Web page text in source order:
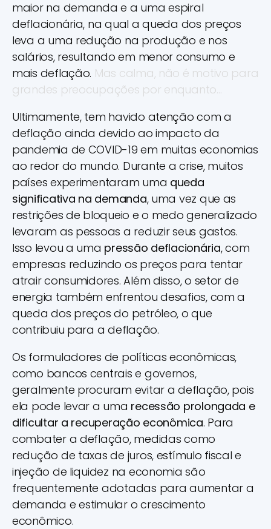
maior na demanda e a uma espiral
deflacionária, na qual a queda dos preços
leva a uma redução na produção e nos
salários, resultando em menor consumo e
mais deflação. Mas calma, não é motivo para
grandes preocupações por enquanto…
Ultimamente, tem havido atenção com a
deflação ainda devido ao impacto da
pandemia de COVID-19 em muitas economias
ao redor do mundo. Durante a crise, muitos
países experimentaram uma queda
significativa na demanda, uma vez que as
restrições de bloqueio e o medo generalizado
levaram as pessoas a reduzir seus gastos.
Isso levou a uma pressão deflacionária, com
empresas reduzindo os preços para tentar
atrair consumidores. Além disso, o setor de
energia também enfrentou desafios, com a
queda dos preços do petróleo, o que
contribuiu para a deflação.
Os formuladores de políticas econômicas,
como bancos centrais e governos,
geralmente procuram evitar a deflação, pois
ela pode levar a uma recessão prolongada e
dificultar a recuperação econômica. Para
combater a deflação, medidas como
redução de taxas de juros, estímulo fiscal e
injeção de liquidez na economia são
frequentemente adotadas para aumentar a
demanda e estimular o crescimento
econômico.